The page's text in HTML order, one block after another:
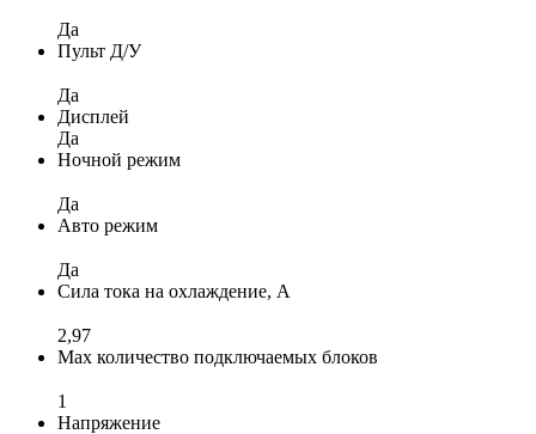
Да
Пульт Д/У
Да
Дисплей
Да
Ночной режим
Да
Авто режим
Да
Сила тока на охлаждение, А
2,97
Max количество подключаемых блоков
1
Напряжение